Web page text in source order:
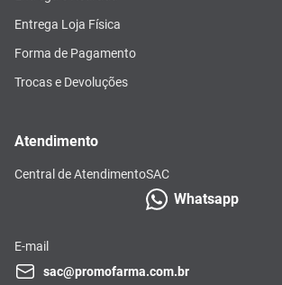
Entrega Loja Física
Forma de Pagamento
Trocas e Devoluções
Atendimento
Central de AtendimentoSAC
Whatsapp
E-mail
sac@promofarma.com.br